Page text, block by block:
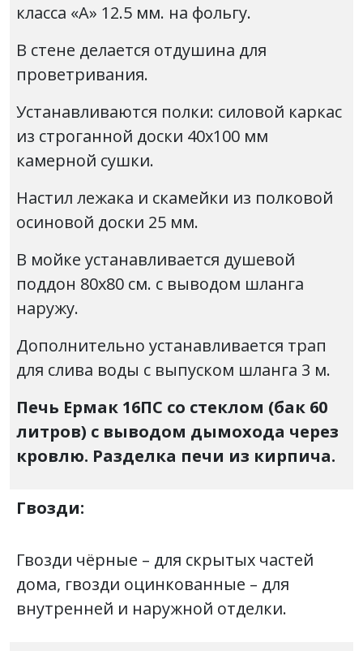
класса «А» 12.5 мм. на фольгу.
В стене делается отдушина для
проветривания.
Устанавливаются полки: силовой каркас
из строганной доски 40х100 мм
камерной сушки.
Настил лежака и скамейки из полковой
осиновой доски 25 мм.
В мойке устанавливается душевой
поддон 80х80 см. с выводом шланга
наружу.
Дополнительно устанавливается трап
для слива воды с выпуском шланга 3 м.
Печь Ермак 16ПС со стеклом (бак 60
литров) с выводом дымохода через
кровлю. Разделка печи из кирпича.
Гвозди:
Гвозди чёрные – для скрытых частей
дома, гвозди оцинкованные – для
внутренней и наружной отделки.